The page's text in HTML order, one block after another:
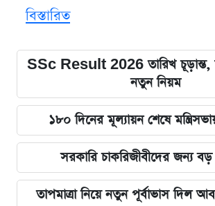
বিস্তারিত
SSc Result 2026 তারিখ চূড়ান্ত,
নতুন নিয়ম
১৮০ দিনের মূল্যায়ন শেষে
সরকারি চাকরিজীবীদের জন্য
তাপমাত্রা নিয়ে নতুন পূর্বাভাস দিল